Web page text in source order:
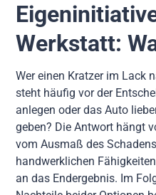
Werkstatt:
Wer einen Kratzer im Lack
steht häufig vor der
anlegen oder das Auto
geben? Die Antwort hängt
vom Ausmaß des
handwerklichen
an das Endergebnis. Im